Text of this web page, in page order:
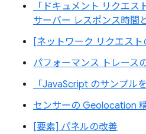
「ドキュメント リクエ
サーバー レスポンス時間
[ネットワーク リクエス
パフォーマンス トレース
「JavaScript のサンプル
センサーの Geolocation
[要素] パネルの改善